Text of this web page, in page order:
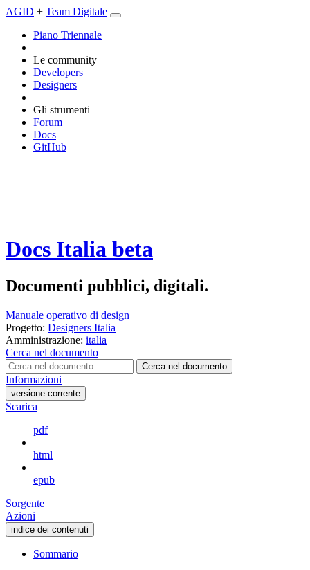
AGID + Team Digitale
Piano Triennale
Le community
Developers
Designers
Gli strumenti
Forum
Docs
GitHub
Docs Italia beta
Documenti pubblici, digitali.
Manuale operativo di design
Progetto: Designers Italia
Amministrazione: italia
Cerca nel documento
Cerca nel documento
Informazioni
versione-corrente
Scarica
pdf
html
epub
Sorgente
Azioni
indice dei contenuti
Sommario